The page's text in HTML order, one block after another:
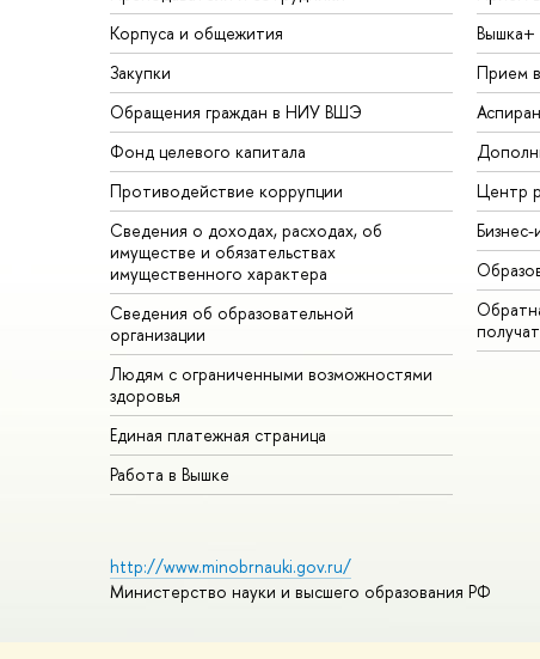
Корпуса и общежития
Закупки
Обращения граждан в НИУ ВШЭ
Фонд целевого капитала
Противодействие коррупции
Сведения о доходах, расходах, об
имуществе и обязательствах
имущественного характера
Сведения об образовательной
организации
Людям с ограниченными возможностями
здоровья
Единая платежная страница
Работа в Вышке
Вышка+
Прием
Центр
http://www.minobrnauki.gov.ru/
Министерство науки и высшего образования РФ